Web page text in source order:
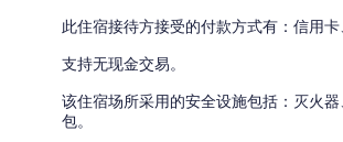
此住宿接待方接受的付款方式有：信用
支持无现金交易。
该住宿场所采用的安全设施包括：灭火
包。